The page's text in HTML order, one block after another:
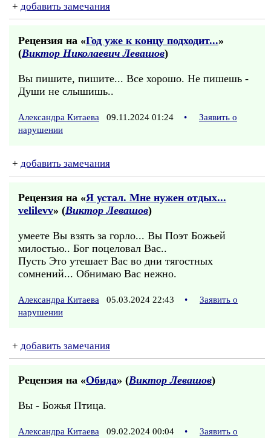
+ добавить замечания
Рецензия на «Год уже к концу подходит...»
(Виктор Николаевич Левашов)
Вы пишите, пишите... Все хорошо. Не пишешь -
Души не слышишь..
Александра Китаева 09.11.2024 01:24 •
Заявить о
нарушении
+ добавить замечания
Рецензия на «Я устал. Мне нужен отдых...
velilevv» (Виктор Левашов)
умеете Вы взять за горло... Вы Поэт Божьей
милостью.. Бог поцеловал Вас..
Пусть Это утешает Вас во дни тягостных
сомнений... Обнимаю Вас нежно.
Александра Китаева 05.03.2024 22:43 •
Заявить о
нарушении
+ добавить замечания
Рецензия на «Обида» (Виктор Левашов)
Вы - Божья Птица.
Александра Китаева 09.02.2024 00:04 •
Заявить о